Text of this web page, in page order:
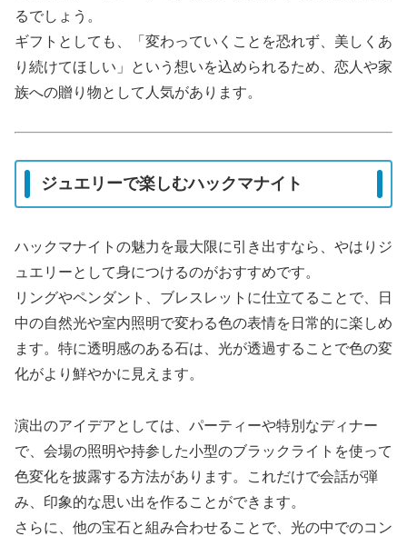
るでしょう。
ギフトとしても、「変わっていくことを恐れず、美しくあ
り続けてほしい」という想いを込められるため、恋人や家
族への贈り物として人気があります。
ジュエリーで楽しむハックマナイト
ハックマナイトの魅力を最大限に引き出すなら、やはりジ
ュエリーとして身につけるのがおすすめです。
リングやペンダント、ブレスレットに仕立てることで、日
中の自然光や室内照明で変わる色の表情を日常的に楽しめ
ます。特に透明感のある石は、光が透過することで色の変
化がより鮮やかに見えます。
演出のアイデアとしては、パーティーや特別なディナー
で、会場の照明や持参した小型のブラックライトを使って
色変化を披露する方法があります。これだけで会話が弾
み、印象的な思い出を作ることができます。
さらに、他の宝石と組み合わせることで、光の中でのコン